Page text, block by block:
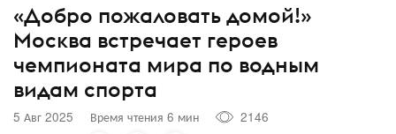
«Добро пожаловать домой!»
Москва встречает героев
чемпионата мира по водным
видам спорта
5 Авг 2025 Время чтения 6 мин
2146